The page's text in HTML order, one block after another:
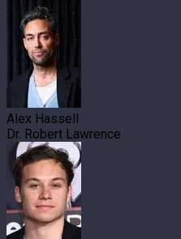
Alex Hassell
Dr. Robert Lawrence